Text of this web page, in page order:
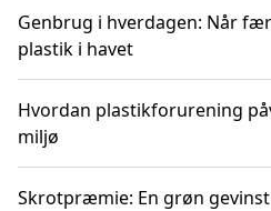
Genbrug i hverdagen: Når
plastik i havet
Hvordan plastikforurening
miljø
Skrotpræmie: En grøn